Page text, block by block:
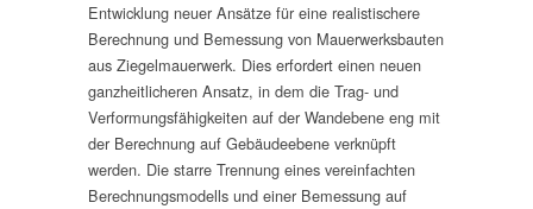
Entwicklung neuer Ansätze für eine realistischere
Berechnung und Bemessung von Mauerwerksbauten
aus Ziegelmauerwerk. Dies erfordert einen neuen
ganzheitlicheren Ansatz, in dem die Trag- und
Verformungsfähigkeiten auf der Wandebene eng mit
der Berechnung auf Gebäudeebene verknüpft
werden. Die starre Trennung eines vereinfachten
Berechnungsmodells und einer Bemessung auf